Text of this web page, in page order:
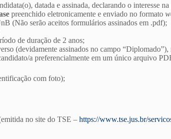
datada e assinada, declarando o interesse
preenchido eletronicamente e enviado no formato
(Não serão aceitos formulários assinados em .pdf);
de duração de 2 anos;
(devidamente assinados no campo
a preferencialmente em um único arquivo
com foto);
no site do TSE –https://www.tse.jus.br/